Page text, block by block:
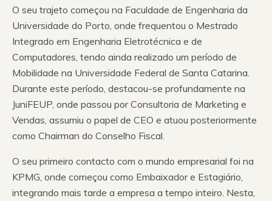
O seu trajeto começou na Faculdade de Engenharia da
Universidade do Porto, onde frequentou o Mestrado
Integrado em Engenharia Eletrotécnica e de
Computadores, tendo ainda realizado um período de
Mobilidade na Universidade Federal de Santa Catarina.
Durante este período, destacou-se profundamente na
JuniFEUP, onde passou por Consultoria de Marketing e
Vendas, assumiu o papel de CEO e atuou posteriormente
como Chairman do Conselho Fiscal.
O seu primeiro contacto com o mundo empresarial foi na
KPMG, onde começou como Embaixador e Estagiário,
integrando mais tarde a empresa a tempo inteiro. Nesta,